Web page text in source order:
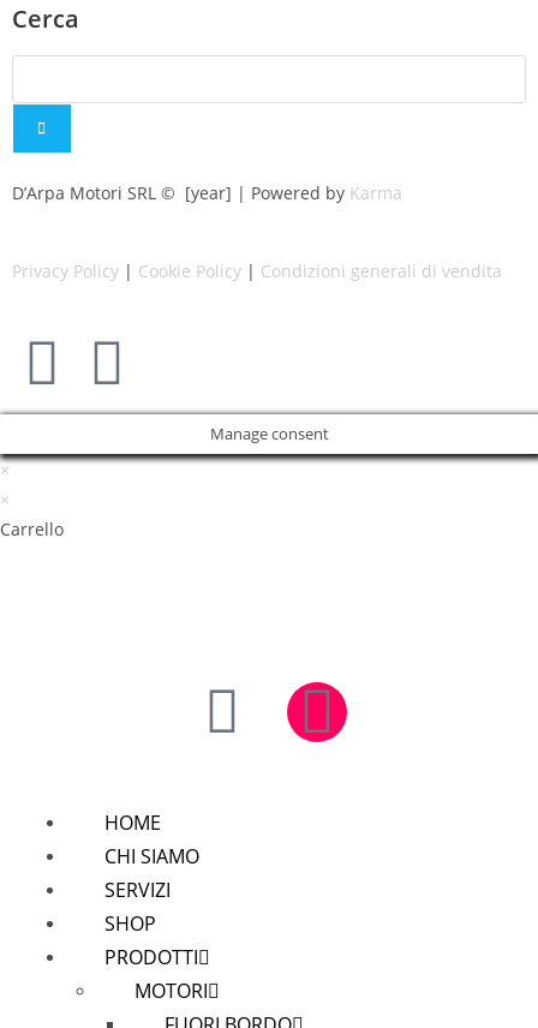
Cerca
D’Arpa Motori SRL © [year] | Powered by Karma
Privacy Policy | Cookie Policy | Condizioni generali di vendita
Manage consent
×
×
Carrello
HOME
CHI SIAMO
SERVIZI
SHOP
PRODOTTI
MOTORI